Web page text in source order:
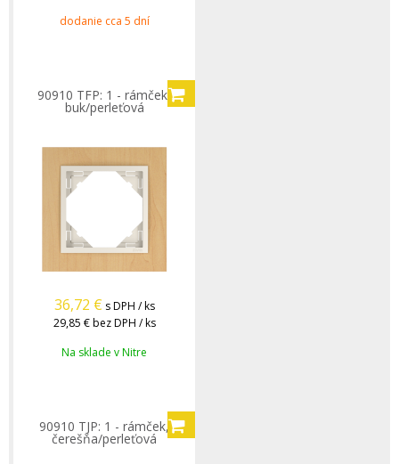
dodanie cca 5 dní
90910 TFP: 1 - rámček,
buk/perleťová
36,72 € s DPH / ks
29,85 € bez DPH / ks
Na sklade v Nitre
90910 TJP: 1 - rámček,
čerešňa/perleťová